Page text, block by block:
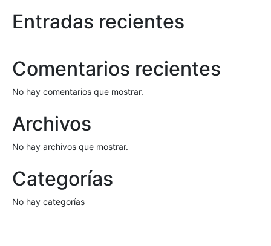
Entradas recientes
Comentarios recientes
No hay comentarios que mostrar.
Archivos
No hay archivos que mostrar.
Categorías
No hay categorías